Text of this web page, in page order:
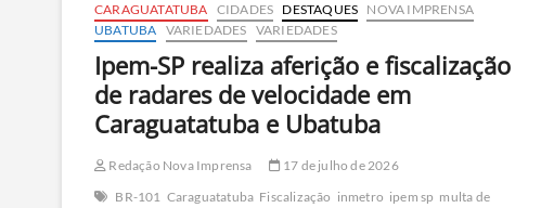
CARAGUATATUBA CIDADES DESTAQUES NOVA IMPRENSA
UBATUBA VARIEDADES VARIEDADES
Ipem-SP realiza aferição e fiscalização
de radares de velocidade em
Caraguatatuba e Ubatuba
Redação Nova Imprensa
17 de julho de 2026
BR-101 Caraguatatuba Fiscalização inmetro ipem sp multa de